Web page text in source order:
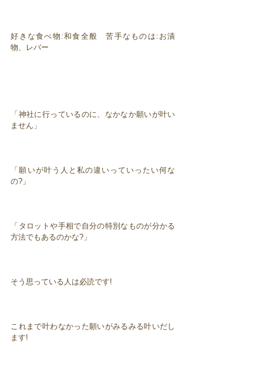
好きな食べ物:和食全般 苦手なものは:お漬
物、レバー
「神社に行っているのに、なかなか願いが叶い
ません」
「願いが叶う人と私の違いっていったい何な
の?」
「タロットや手相で自分の特別なものが分かる
方法でもあるのかな?」
そう思っている人は必読です!
これまで叶わなかった願いがみるみる叶いだし
ます!